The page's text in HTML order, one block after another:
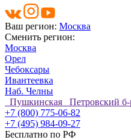
Ваш регион: Москва
Сменить регион:
Москва
Орел
Чебоксары
Ивантеевка
Наб. Челны
Пушкинская Петровский б-
+7 (800) 775-06-82
+7 (495) 984-09-27
Бесплатно по РФ